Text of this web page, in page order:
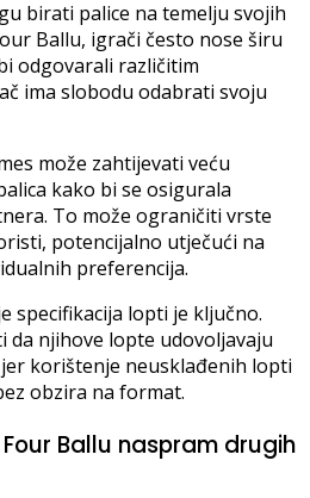
birati palice na temelju svojih
Ballu, igrači često nose širu
odgovarali različitim
ima slobodu odabrati svoju
može zahtijevati veću
kako bi se osigurala
To može ograničiti vrste
potencijalno utječući na
preferencija.
specifikacija lopti je ključno.
njihove lopte udovoljavaju
jer korištenje neusklađenih lopti
obzira na format.
Ballu naspram drugih